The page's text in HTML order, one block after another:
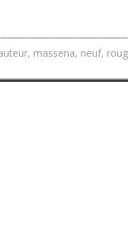
, massena, neuf,